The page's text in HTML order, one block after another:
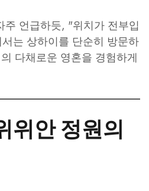
주 언급하듯, "위치가 전부입
는 상하이를 단순히 방문하
다채로운 영혼을 경험하게
위안 정원의